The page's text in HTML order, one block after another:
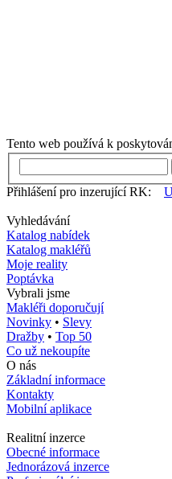
Tento web používá k
Přihlášení pro inzerující RK:
Vyhledávání
Katalog nabídek
Katalog makléřů
Moje reality
Poptávka
Vybrali jsme
Makléři doporučují
Novinky • Slevy
Dražby • Top 50
Co už nekoupíte
O nás
Základní informace
Kontakty
Mobilní aplikace
Realitní inzerce
Obecné informace
Jednorázová inzerce